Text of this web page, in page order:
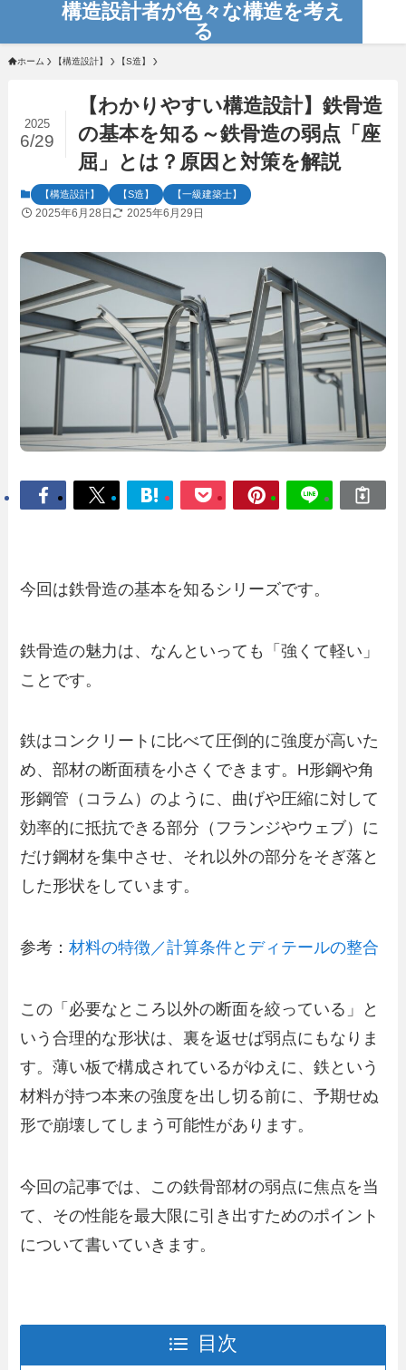
構造設計者が色々な構造を考え
る
ホーム 【構造設計】 【S造】
【わかりやすい構造設計】鉄骨造
の基本を知る～鉄骨造の弱点「座
屈」とは？原因と対策を解説
2025
6/29
【構造設計】 【S造】 【一級建築士】
2025年6月28日 2025年6月29日
今回は鉄骨造の基本を知るシリーズです。
鉄骨造の魅力は、なんといっても「強くて軽い」
ことです。
鉄はコンクリートに比べて圧倒的に強度が高いた
め、部材の断面積を小さくできます。H形鋼や角
形鋼管（コラム）のように、曲げや圧縮に対して
効率的に抵抗できる部分（フランジやウェブ）に
だけ鋼材を集中させ、それ以外の部分をそぎ落と
した形状をしています。
参考：材料の特徴／計算条件とディテールの整合
この「必要なところ以外の断面を絞っている」と
いう合理的な形状は、裏を返せば弱点にもなりま
す。薄い板で構成されているがゆえに、鉄という
材料が持つ本来の強度を出し切る前に、予期せぬ
形で崩壊してしまう可能性があります。
今回の記事では、この鉄骨部材の弱点に焦点を当
て、その性能を最大限に引き出すためのポイント
について書いていきます。
目次